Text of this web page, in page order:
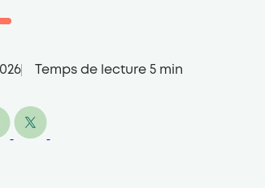
Temps de lecture 5 min